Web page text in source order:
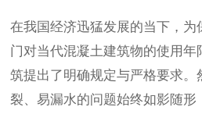
在我国经济迅猛发展的当下，为
门对当代混凝土建筑物的使用
筑提出了明确规定与严格要求
裂、易漏水的问题始终如影随